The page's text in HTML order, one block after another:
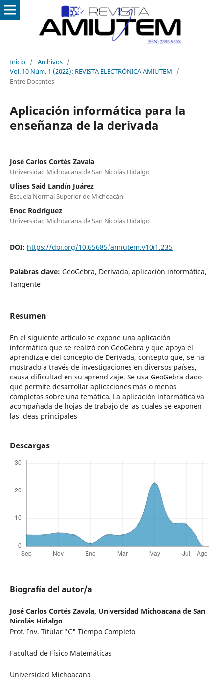
Inicio / Archivos /
Vol. 10 Núm. 1 (2022): REVISTA ELECTRÓNICA AMIUTEM
/
Entre Docentes
Aplicación informática para la
enseñanza de la derivada
José Carlos Cortés Zavala
Universidad Michoacana de San Nicolás Hidalgo
Ulises Said Landín Juárez
Escuela Normal Superior de Michoacán
Enoc Rodríguez
Universidad Michoacana de San Nicolás Hidalgo
DOI: https://doi.org/10.65685/amiutem.v10i1.235
Palabras clave: GeoGebra, Derivada, aplicación informática,
Tangente
Resumen
En el siguiente artículo se expone una aplicación
informática que se realizó con GeoGebra y que apoya el
aprendizaje del concepto de Derivada, concepto que, se ha
mostrado a través de investigaciones en diversos países,
causa dificultad en su aprendizaje. Se usa GeoGebra dado
que permite desarrollar aplicaciones más o menos
completas sobre una temática. La aplicación informática va
acompañada de hojas de trabajo de las cuales se exponen
las ideas principales
Descargas
Biografía del autor/a
José Carlos Cortés Zavala, Universidad Michoacana de San
Nicolás Hidalgo
Prof. Inv. Titular "C" Tiempo Completo
Facultad de Físico Matemáticas
Universidad Michoacana